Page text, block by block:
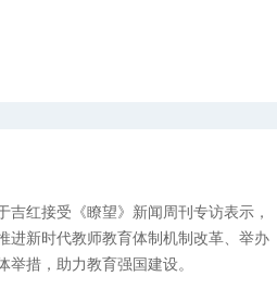
红接受《瞭望》新闻周刊专访表示，
进新时代教师教育体制机制改革、举办
措，助力教育强国建设。